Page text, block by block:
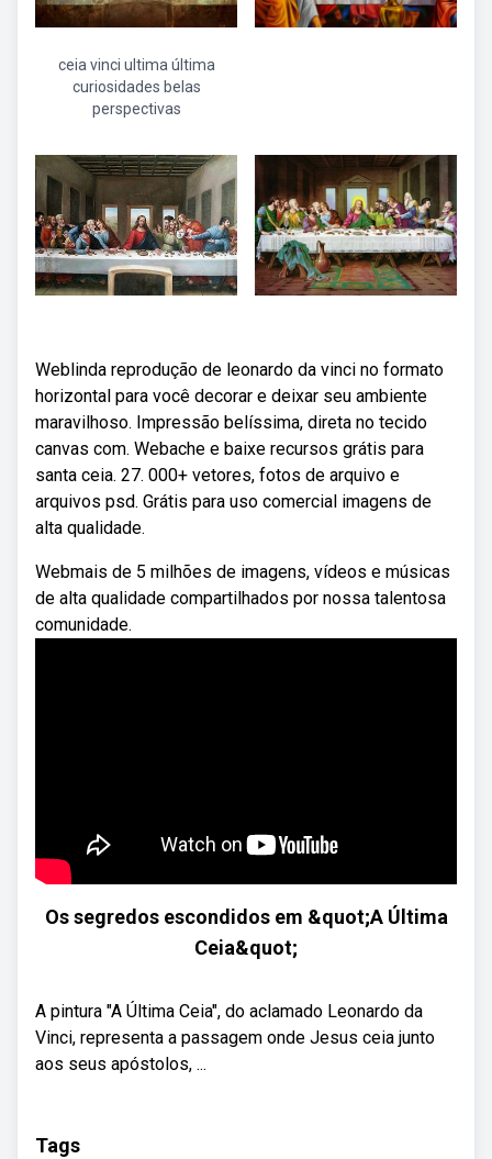
ceia vinci ultima última
curiosidades belas
perspectivas
Weblinda reprodução de leonardo da vinci no formato
horizontal para você decorar e deixar seu ambiente
maravilhoso. Impressão belíssima, direta no tecido
canvas com. Webache e baixe recursos grátis para
santa ceia. 27. 000+ vetores, fotos de arquivo e
arquivos psd. Grátis para uso comercial imagens de
alta qualidade.
Webmais de 5 milhões de imagens, vídeos e músicas
de alta qualidade compartilhados por nossa talentosa
comunidade.
Os segredos escondidos em &quot;A Última
Ceia&quot;
A pintura "A Última Ceia", do aclamado Leonardo da
Vinci, representa a passagem onde Jesus ceia junto
aos seus apóstolos, ...
Tags